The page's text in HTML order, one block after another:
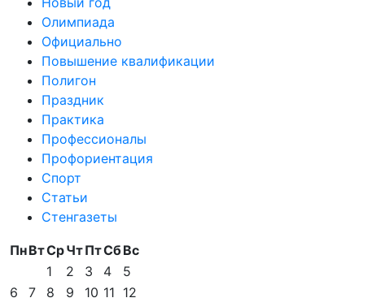
Олимпиада
Официально
Повышение квалификации
Полигон
Праздник
Практика
Профессионалы
Профориентация
Спорт
Статьи
Стенгазеты
ПнВтСрЧтПтСбВс
1
2 3 4
5
6
7 8 9 10 11 12